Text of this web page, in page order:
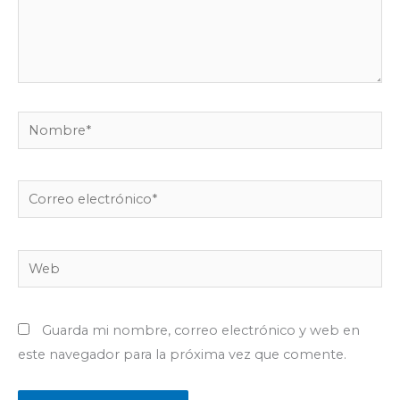
Nombre*
Correo
electrónico*
Web
Guarda mi nombre, correo electrónico y web en
este navegador para la próxima vez que comente.